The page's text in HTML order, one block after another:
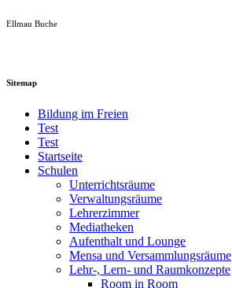
Ellmau Buche
Sitemap
Bildung im Freien
Test
Test
Startseite
Schulen
Unterrichtsräume
Verwaltungsräume
Lehrerzimmer
Mediatheken
Aufenthalt und Lounge
Mensa und Versammlungsräume
Lehr-, Lern- und Raumkonzepte
Room in Room